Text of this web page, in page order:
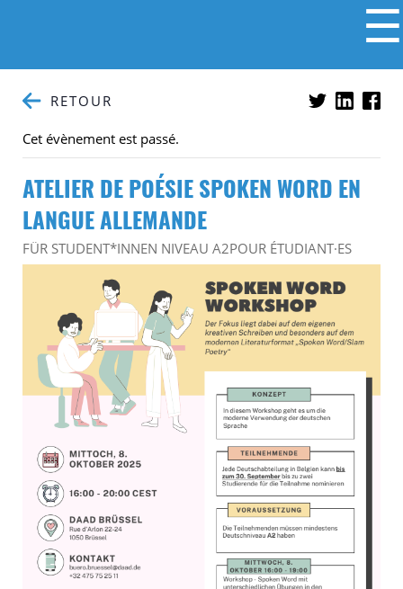
☰
RETOUR
Cet évènement est passé.
ATELIER DE POÉSIE SPOKEN WORD EN
LANGUE ALLEMANDE
FÜR STUDENT*INNEN NIVEAU A2POUR ÉTUDIANT·ES